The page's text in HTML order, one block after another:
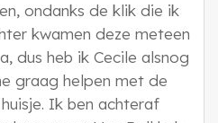
ondanks de klik die ik
kwamen deze meteen
dus heb ik Cecile alsnog
graag helpen met de
Ik ben achteraf